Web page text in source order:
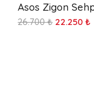
Asos Zigon
26.700 ₺ 22.250 ₺